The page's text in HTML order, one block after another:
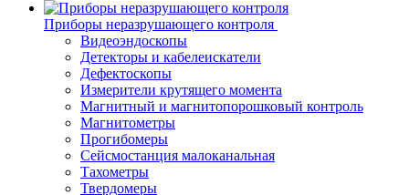
Приборы неразрушающего контроля
Видеоэндоскопы
Детекторы и кабелеискатели
Дефектоскопы
Измерители крутящего момента
Магнитный и магнитопорошковый контроль
Магнитометры
Прогибомеры
Сейсмостанция малоканальная
Тахометры
Твердомеры